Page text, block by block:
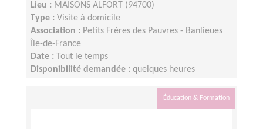
Lieu : MAISONS ALFORT (94700)
Type : Visite à domicile
Association : Petits Frères des Pauvres - Banlieues
Île-de-France
Date :
Tout le temps
Disponibilité demandée : quelques heures
Éducation & Formation